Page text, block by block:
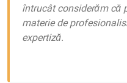
întrucât considerăm că
materie de
expertiză.